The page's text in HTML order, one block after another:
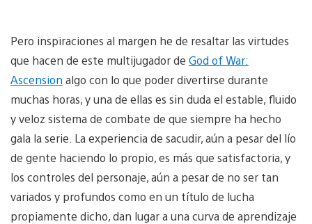
Pero inspiraciones al margen he de resaltar las virtudes
que hacen de este multijugador de God of War:
Ascension algo con lo que poder divertirse durante
muchas horas, y una de ellas es sin duda el estable, fluido
y veloz sistema de combate de que siempre ha hecho
gala la serie. La experiencia de sacudir, aún a pesar del lío
de gente haciendo lo propio, es más que satisfactoria, y
los controles del personaje, aún a pesar de no ser tan
variados y profundos como en un título de lucha
propiamente dicho, dan lugar a una curva de aprendizaje